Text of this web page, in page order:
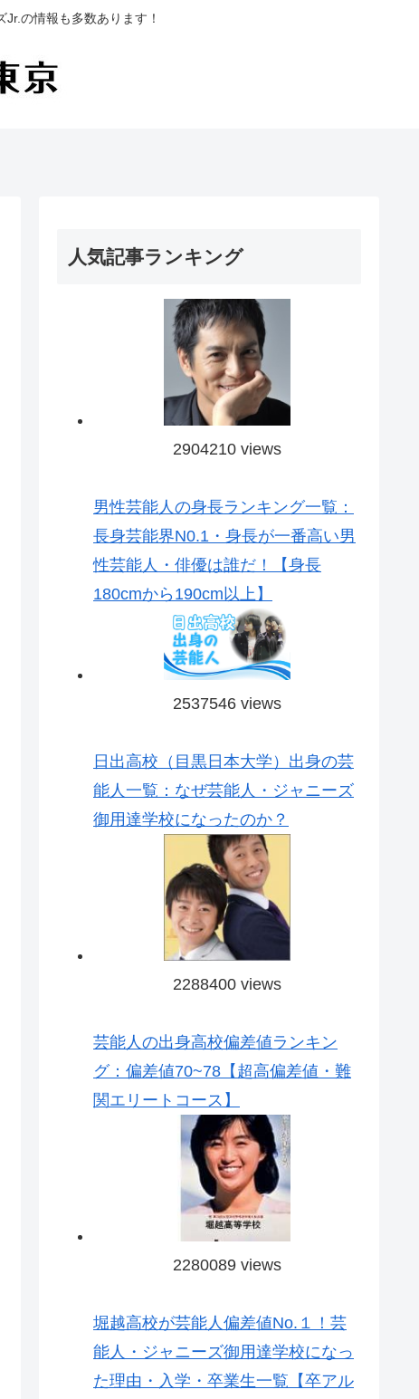
の情報も多数あります！
人気記事ランキング
2904210 views
男性芸能人の身長ランキング一覧：
長身芸能界N0.1・身長が一番高い男
性芸能人・俳優は誰だ！【身長
180cmから190cm以上】
2537546 views
日出高校（目黒日本大学）出身の芸
能人一覧：なぜ芸能人・ジャニーズ
御用達学校になったのか？
2288400 views
芸能人の出身高校偏差値ランキン
グ：偏差値70~78【超高偏差値・難
関エリートコース】
2280089 views
堀越高校が芸能人偏差値No.１！芸
能人・ジャニーズ御用達学校になっ
た理由・入学・卒業生一覧【卒アル